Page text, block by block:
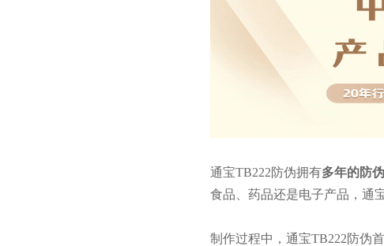
通宝TB222防伪拥有多年的防
食品、药品还是电子产品，通
制作过程中，通宝TB222防伪